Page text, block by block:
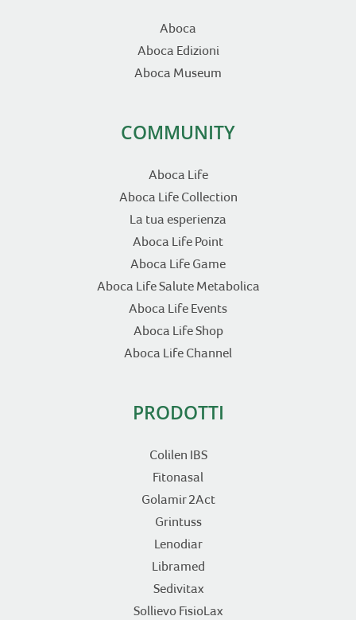
Aboca
Aboca Edizioni
Aboca Museum
COMMUNITY
Aboca Life
Aboca Life Collection
La tua esperienza
Aboca Life Point
Aboca Life Game
Aboca Life Salute Metabolica
Aboca Life Events
Aboca Life Shop
Aboca Life Channel
PRODOTTI
Colilen IBS
Fitonasal
Golamir 2Act
Grintuss
Lenodiar
Libramed
Sedivitax
Sollievo FisioLax